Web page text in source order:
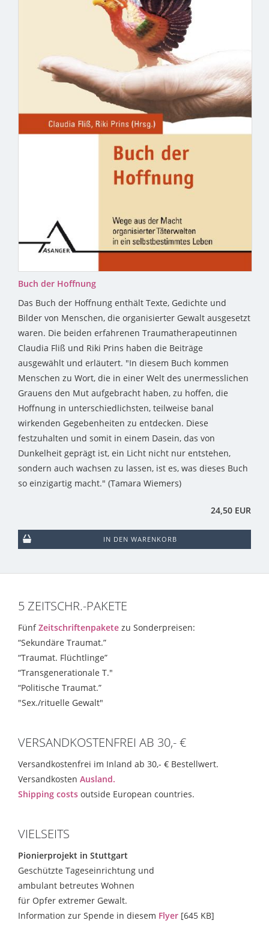
Buch der Hoffnung
Das Buch der Hoffnung enthält Texte, Gedichte und
Bilder von Menschen, die organisierter Gewalt ausgesetzt
waren. Die beiden erfahrenen Traumatherapeutinnen
Claudia Fliß und Riki Prins haben die Beiträge
ausgewählt und erläutert. "In diesem Buch kommen
Menschen zu Wort, die in einer Welt des unermesslichen
Grauens den Mut aufgebracht haben, zu hoffen, die
Hoffnung in unterschiedlichsten, teilweise banal
wirkenden Gegebenheiten zu entdecken. Diese
festzuhalten und somit in einem Dasein, das von
Dunkelheit geprägt ist, ein Licht nicht nur entstehen,
sondern auch wachsen zu lassen, ist es, was dieses Buch
so einzigartig macht." (Tamara Wiemers)
24,50 EUR
IN DEN WARENKORB
5 ZEITSCHR.-PAKETE
FünfZeitschriftenpakete zu Sonderpreisen:
“Sekundäre Traumat.”
“Traumat. Flüchtlinge”
“Transgenerationale T."
“Politische Traumat.”
"Sex./rituelle Gewalt"
VERSANDKOSTENFREI AB 30,- €
Versandkostenfrei im Inland ab 30,- € Bestellwert.
Versandkosten Ausland.
Shipping costs outside European countries.
VIELSEITS
Pionierprojekt in Stuttgart
Geschützte Tageseinrichtung und
ambulant betreutes Wohnen
für Opfer extremer Gewalt.
Information zur Spende in diesem Flyer [645 KB]